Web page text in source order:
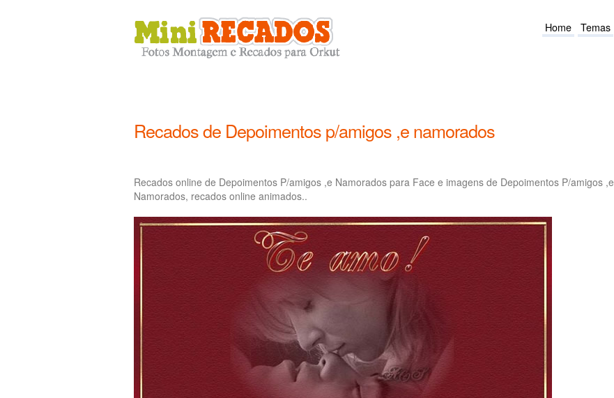
Home Temas
Recados de Depoimentos p/amigos ,e namorados
Recados online de Depoimentos P/amigos ,e Namorados para Face e imagens de Depoimentos P/amigos ,e
Namorados, recados online animados..